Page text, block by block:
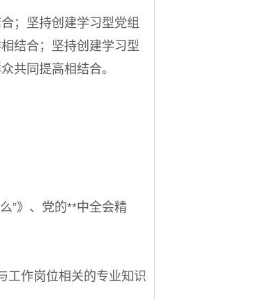
；坚持创建学习型党组
结合；坚持创建学习型
共同提高相结合。
”》、党的**中全会精
作岗位相关的专业知识